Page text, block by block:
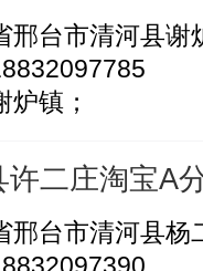
邢台市清河县谢
镇；
许二庄淘宝A
邢台市清河县杨